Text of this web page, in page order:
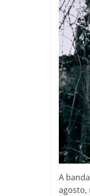
A
agosto,